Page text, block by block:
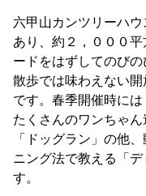
六甲山カンツリーハ
あり、約２，０００
ードをはずしてのび
散歩では味わえない
です。春季開催時には
たくさんのワンちゃん
「ドッグラン」の他
ニング法で教える「
す。